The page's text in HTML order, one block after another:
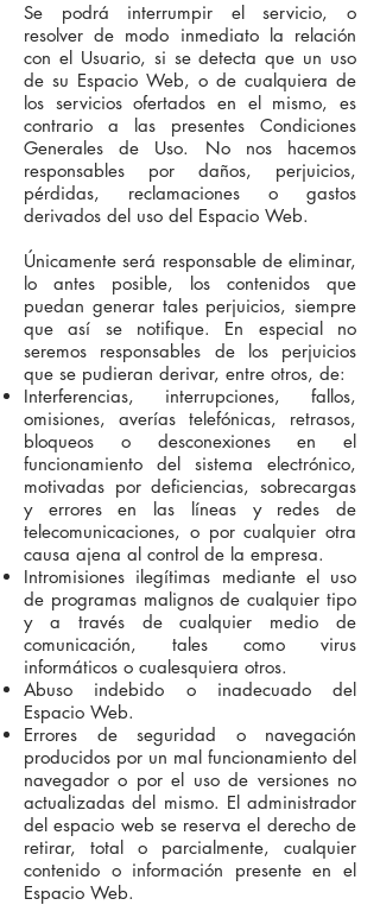
Se podrá interrumpir el servicio, o
resolver de modo inmediato la relación
con el Usuario, si se detecta que un uso
de su Espacio Web, o de cualquiera de
los servicios ofertados en el mismo, es
contrario a las presentes Condiciones
Generales de Uso. No nos hacemos
responsables por daños, perjuicios,
pérdidas, reclamaciones o gastos
derivados del uso del Espacio Web.
Únicamente será responsable de eliminar,
lo antes posible, los contenidos que
puedan generar tales perjuicios, siempre
que así se notifique. En especial no
seremos responsables de los perjuicios
que se pudieran derivar, entre otros, de:
Interferencias, interrupciones, fallos,
omisiones, averías telefónicas, retrasos,
bloqueos o desconexiones en el
funcionamiento del sistema electrónico,
motivadas por deficiencias, sobrecargas
y errores en las líneas y redes de
telecomunicaciones, o por cualquier otra
causa ajena al control de la empresa.
Intromisiones ilegítimas mediante el uso
de programas malignos de cualquier tipo
y a través de cualquier medio de
comunicación, tales como virus
informáticos o cualesquiera otros.
Abuso indebido o inadecuado del
Espacio Web.
Errores de seguridad o navegación
producidos por un mal funcionamiento del
navegador o por el uso de versiones no
actualizadas del mismo. El administrador
del espacio web se reserva el derecho de
retirar, total o parcialmente, cualquier
contenido o información presente en el
Espacio Web.